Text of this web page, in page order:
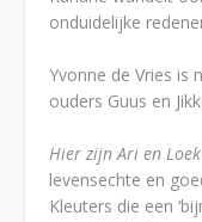
onduidelijke
Yvonne de Vries is
ouders Guus en
Hier zijn Ari en Loek
levensechte en
Kleuters die een